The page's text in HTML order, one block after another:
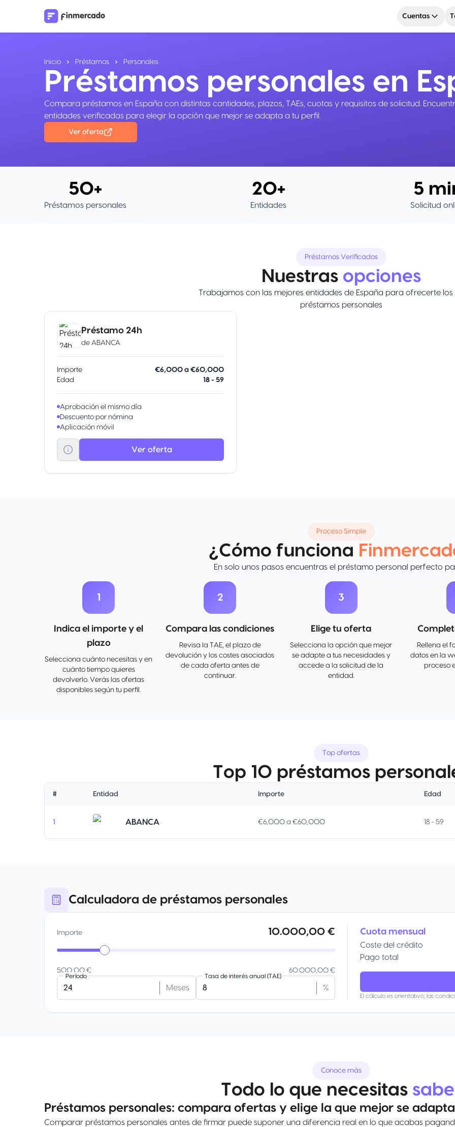
Cuentas
Inicio Préstamos Personales
Préstamos personales en
Compara préstamos en España con distintas cantidades, plazos, TAEs, cuotas y requisitos de solicitud.
entidades verificadas para elegir la opción que mejor se adapta a tu perfil.
Ver oferta
50+
Préstamos personales
20+
Entidades
5
Solicitud
Préstamos Verificados
Nuestras opciones
Trabajamos con las mejores entidades de España para ofrecerte los
préstamos personales
Préstamo 24h
de ABANCA
Importe
€6,000 a €60,000
Edad
18 - 59
Aprobación el mismo día
Descuento por nómina
Aplicación móvil
Ver oferta
Proceso Simple
¿Cómo funciona
En solo unos pasos encuentras el préstamo personal perfecto
1
Indica el importe y el
plazo
Selecciona cuánto necesitas y en
cuánto tiempo quieres
devolverlo. Verás las ofertas
disponibles según tu perfil.
2
Compara las condiciones
Revisa la TAE, el plazo de
devolución y los costes asociados
de cada oferta antes de
continuar.
3
Elige tu oferta
Selecciona la opción que mejor
se adapte a tus necesidades y
accede a la solicitud de la
entidad.
Rellena el
datos en la
proceso
Top ofertas
Top 10 préstamos
# Entidad Importe Edad
1 ABANCA €6,000 a €60,000 18 - 59
Calculadora de préstamos personales
Importe 10.000,00 €
500,00 € 60.000,00 €
Período
Meses
Tasa de interés anual (TAE)
%
Cuota mensual
Coste del crédito
Pago total
El cálculo es orientativo; las
Conoce más
Todo lo que necesitas
Préstamos personales: compara ofertas y elige la que mejor se
Comparar préstamos personales antes de firmar puede suponer una diferencia real en lo que acabas